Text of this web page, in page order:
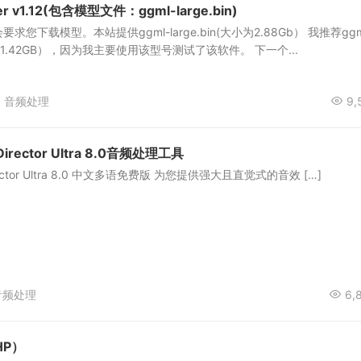
v1.12(包含模型文件：ggml-large.bin)
要求您下载模型。本站提供ggml-large.bin(大小为2.88Gb） 我推荐
），因为我主要使用该型号测试了该软件。 下一个...
音频处理
Ultra 8.0音频处理工具
Ultra 8.0 中文多语免费版 为您提供强大且直觉式的音效 […]
频处理
）